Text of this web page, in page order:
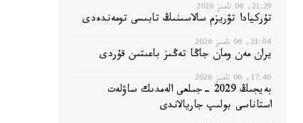
21:29, 06 تامىز 2026
تۇركيادا تۋريزم سالاسىنىڭ تابىسى تومەندەدى
21:04, 06 تامىز 2026
يران مەن ومان جاڭا تەڭىز باعىتىن قۇردى
17:46, 06 تامىز 2026
بەيجىڭ 2029 -جىلعى الەمدىك ساۋلەت
استاناسى بولىپ جاريالاندى